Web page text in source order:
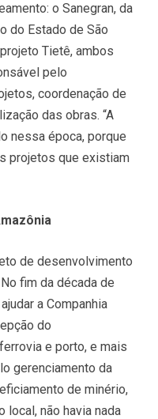
o Sanegran, da
do Estado de São
Tietê, ambos
pelo
coordenação de
das obras. “A
nessa época, porque
projetos que existiam
de desenvolvimento
fim da década de
a Companhia
do
e porto, e mais
gerenciamento da
de minério,
local, não havia nada